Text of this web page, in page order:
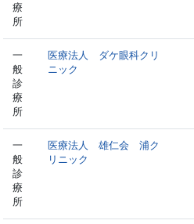
療
所
一
般
診
療
所
医療法人 ダケ眼科クリ
ニック
一
般
診
療
所
医療法人 雄仁会 浦ク
リニック